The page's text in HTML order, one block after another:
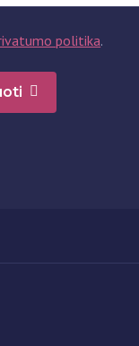
politika.